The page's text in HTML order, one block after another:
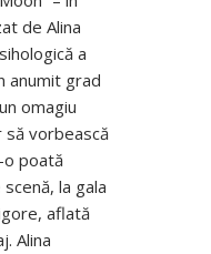
de Alina
a
anumit grad
omagiu
vorbească
poată
la gala
aflată
Alina